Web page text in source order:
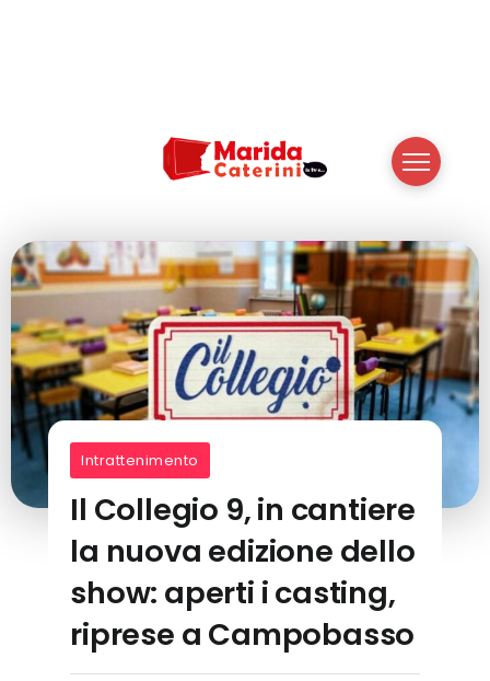
Intrattenimento
Il Collegio 9, in cantiere
la nuova edizione dello
show: aperti i casting,
riprese a Campobasso